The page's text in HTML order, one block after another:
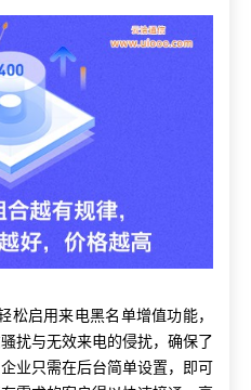
松启用来电黑名单增值功能，
扰与无效来电的侵扰，确保了
业只需在后台简单设置，即可